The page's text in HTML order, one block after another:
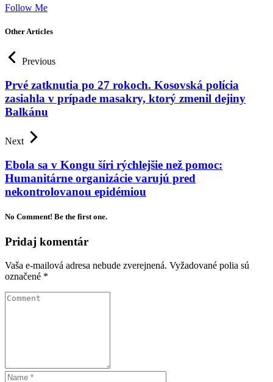
Follow Me
Other Articles
Previous
Prvé zatknutia po 27 rokoch. Kosovská polícia
zasiahla v prípade masakry, ktorý zmenil dejiny
Balkánu
Next
Ebola sa v Kongu šíri rýchlejšie než pomoc:
Humanitárne organizácie varujú pred
nekontrolovanou epidémiou
No Comment! Be the first one.
Pridaj komentár
Vaša e-mailová adresa nebude zverejnená. Vyžadované polia sú
označené *